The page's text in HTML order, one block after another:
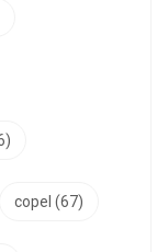
copel (67)